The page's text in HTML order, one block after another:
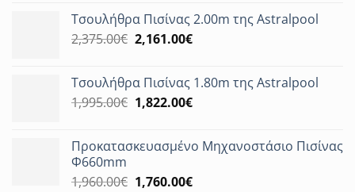
was:
3,180.00€.
τιμή
είναι:
Τσουλήθρα Πισίνας 2.00m της Astralpool
2,375.00€ Original
2,375.00€.
2,161.00€Η
είναι:
2,161.00€.
Τσουλήθρα Πισίνας 1.80m της Astralpool
1,995.00€ Original
1,995.00€.
1,822.00€Η
είναι:
Προκατασκευασμένο Μηχανοστάσιο Πισίνας
Φ660mm
1,960.00€ Original
1,760.00€Η